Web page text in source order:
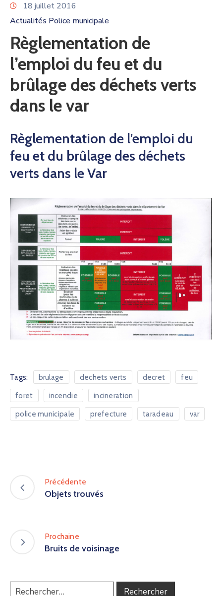
18 juillet 2016
Actualités Police municipale
Règlementation de
l’emploi du feu et du
brûlage des déchets verts
dans le var
Règlementation de l’emploi du
feu et du brûlage des déchets
verts dans le Var
Tags: brulage dechets verts decret feu
foret incendie incineration
police municipale prefecture taradeau var
Précédente
Objets trouvés
Prochaine
Bruits de voisinage